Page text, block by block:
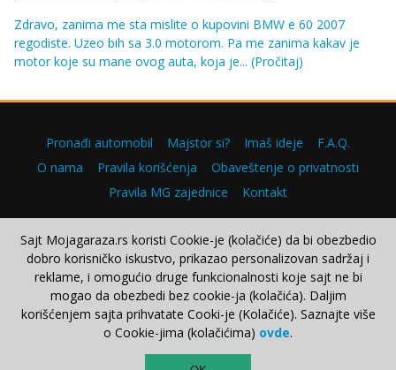
Zdravo, zanima me sta mislite o kupovini BMW e 60 2007
regodiste. Uzeo bih sa 3.0 motorom. Pa me zanima kakav je
motor koje su mane ovog auta, koja je... (Pročitaj)
Pronađi automobil Majstor si? Imaš ideje
F.A.Q.
O nama
Pravila korišćenja
Obaveštenje o privatnosti
Pravila MG zajednice
Kontakt
Copyright © 2000–2026.
Sajt Mojagaraza.rs koristi Cookie-je (kolačiće) da bi obezbedio
dobro korisničko iskustvo, prikazao personalizovan sadržaj i
reklame, i omogućio druge funkcionalnosti koje sajt ne bi
mogao da obezbedi bez cookie-ja (kolačića). Daljim
korišćenjem sajta prihvatate Cooki-je (Kolačiće). Saznajte više
o Cookie-jima (kolačićima) ovde.